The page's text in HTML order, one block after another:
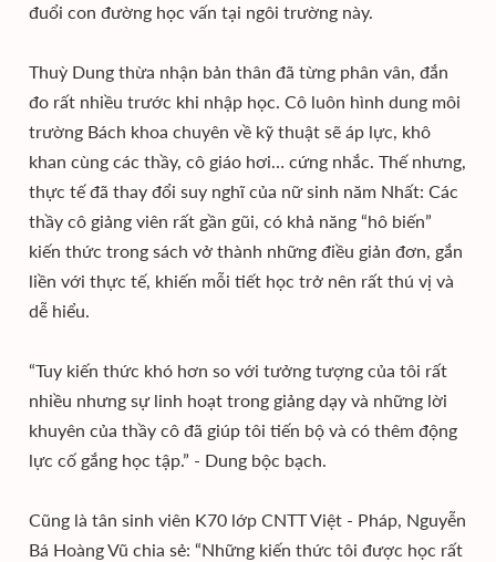
đuổi con đường học vấn tại ngôi trường này.
Thuỳ Dung thừa nhận bản thân đã từng phân vân, đắn
đo rất nhiều trước khi nhập học. Cô luôn hình dung môi
trường Bách khoa chuyên về kỹ thuật sẽ áp lực, khô
khan cùng các thầy, cô giáo hơi… cứng nhắc. Thế nhưng,
thực tế đã thay đổi suy nghĩ của nữ sinh năm Nhất: Các
thầy cô giảng viên rất gần gũi, có khả năng “hô biến”
kiến thức trong sách vở thành những điều giản đơn, gắn
liền với thực tế, khiến mỗi tiết học trở nên rất thú vị và
dễ hiểu.
“Tuy kiến thức khó hơn so với tưởng tượng của tôi rất
nhiều nhưng sự linh hoạt trong giảng dạy và những lời
khuyên của thầy cô đã giúp tôi tiến bộ và có thêm động
lực cố gắng học tập.” - Dung bộc bạch.
Cũng là tân sinh viên K70 lớp CNTT Việt - Pháp, Nguyễn
Bá Hoàng Vũ chia sẻ: “Những kiến thức tôi được học rất